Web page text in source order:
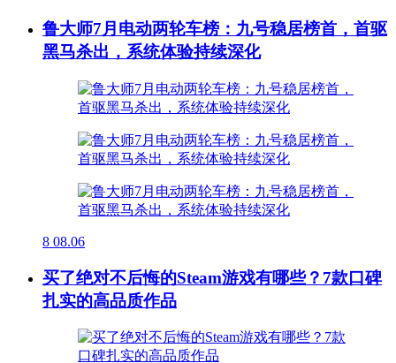
鲁大师7月电动两轮车榜：九号稳居榜首，首驱
黑马杀出，系统体验持续深化
8 08.06
买了绝对不后悔的Steam游戏有哪些？7款口碑
扎实的高品质作品